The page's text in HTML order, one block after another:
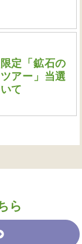
定「鉱石の
アー」当選
て
ら